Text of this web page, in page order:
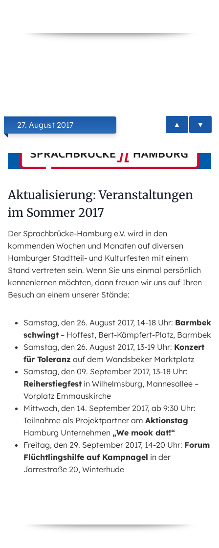
27. August 2017 ▲ ▼
Aktualisierung: Veranstaltungen
im Sommer 2017
Der Sprachbrücke-Hamburg e.V. wird in den
kommenden Wochen und Monaten auf diversen
Hamburger Stadtteil- und Kulturfesten mit einem
Stand vertreten sein. Wenn Sie uns einmal persönlich
kennenlernen möchten, dann freuen wir uns auf Ihren
Besuch an einem unserer Stände:
Samstag, den 26. August 2017, 14-18 Uhr: Barmbek
schwingt – Hoffest, Bert-Kämpfert-Platz, Barmbek
Samstag, den 26. August 2017, 13-19 Uhr: Konzert
für Toleranz auf dem Wandsbeker Marktplatz
Samstag, den 09. September 2017, 13-18 Uhr:
Reiherstiegfest in Wilhelmsburg, Mannesallee –
Vorplatz Emmauskirche
Mittwoch, den 14. September 2017, ab 9:30 Uhr:
Teilnahme als Projektpartner am Aktionstag
Hamburg Unternehmen „We mook dat!“
Freitag, den 29. September 2017, 14-20 Uhr: Forum
Flüchtlingshilfe auf Kampnagel in der
Jarrestraße 20, Winterhude